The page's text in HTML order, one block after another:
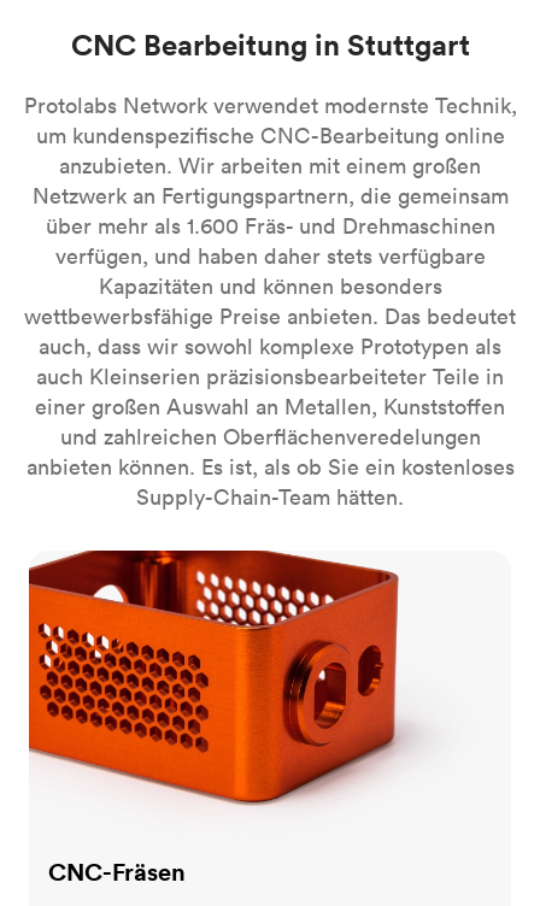
CNC Bearbeitung in Stuttgart
Protolabs Network verwendet modernste Technik,
um kundenspezifische CNC-Bearbeitung online
anzubieten. Wir arbeiten mit einem großen
Netzwerk an Fertigungspartnern, die gemeinsam
über mehr als 1.600 Fräs- und Drehmaschinen
verfügen, und haben daher stets verfügbare
Kapazitäten und können besonders
wettbewerbsfähige Preise anbieten. Das bedeutet
auch, dass wir sowohl komplexe Prototypen als
auch Kleinserien präzisionsbearbeiteter Teile in
einer großen Auswahl an Metallen, Kunststoffen
und zahlreichen Oberflächenveredelungen
anbieten können. Es ist, als ob Sie ein kostenloses
Supply-Chain-Team hätten.
CNC-Fräsen
CNC-Fräsen